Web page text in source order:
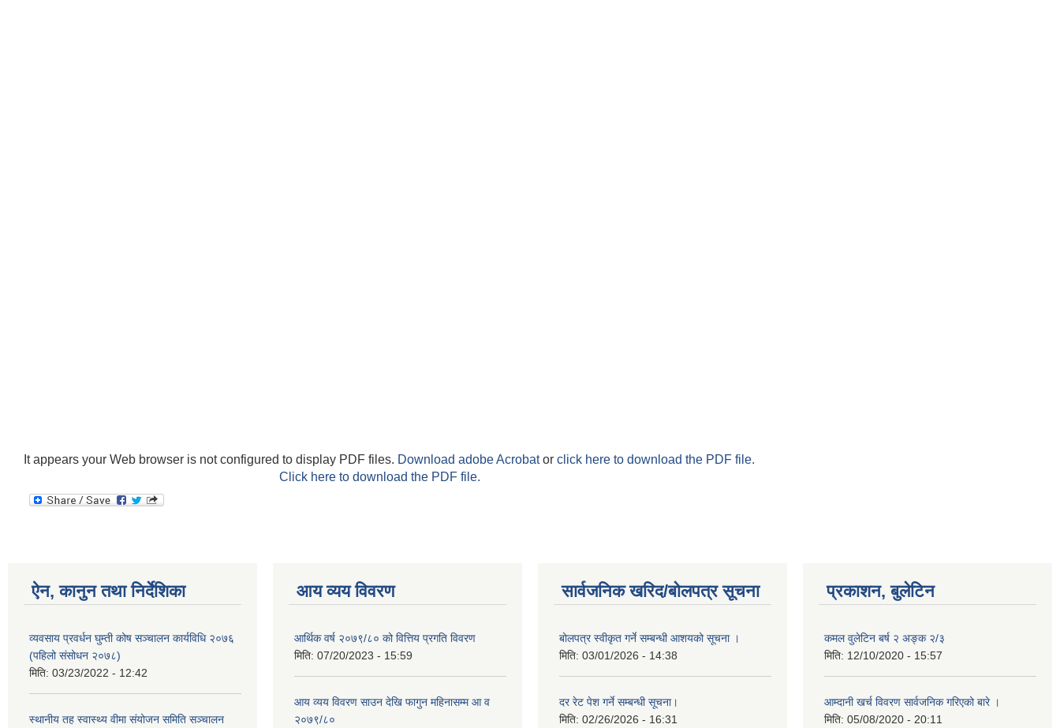
It appears your Web browser is not configured to display PDF files. Download adobe Acrobator click here to download the PDF file.
Click here to download the PDF file.
ऐन, कानुन तथा निर्देशिका
व्यवसाय प्रवर्धन घुम्ती कोष सञ्चालन कार्यविधि २०७६
(पहिलो संसोधन २०७८)
मिति: 03/23/2022 - 12:42
स्थानीय तह स्वास्थ्य वीमा संयोजन समिति सञ्चालन
आय व्यय विवरण
आर्थिक वर्ष २०७९/८० को वित्तिय प्रगति विवरण
मिति: 07/20/2023 - 15:59
आय व्यय विवरण साउन देखि फागुन महिनासम्म आ व
२०७९/८०
सार्वजनिक खरिद/बोलपत्र सूचना
बोलपत्र स्वीकृत गर्ने सम्बन्धी आशयको सूचना ।
मिति: 03/01/2026 - 14:38
दर रेट पेश गर्ने सम्बन्धी सूचना।
मिति: 02/26/2026 - 16:31
प्रकाशन, बुलेटिन
कमल वुलेटिन बर्ष २ अङ्क २/३
मिति: 12/10/2020 - 15:57
आम्दानी खर्च विवरण सार्वजनिक गरिएको बारे ।
मिति: 05/08/2020 - 20:11